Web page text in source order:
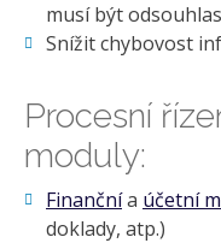
musí být
Snížit chybovost
Procesní
moduly:
Finančnía účetní
doklady, atp.)